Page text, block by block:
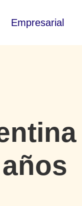
Empresarial